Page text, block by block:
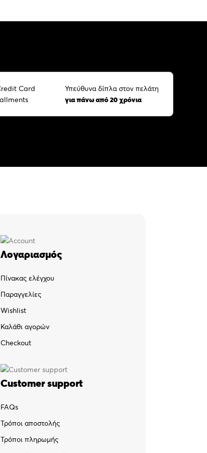
Υπεύθυνα δίπλα στον πελάτη
για πάνω από 20 χρόνια
Λογαριασμός
Πίνακας ελέγχου
Παραγγελίες
Wishlist
Καλάθι αγορών
Checkout
Customer support
FAQs
Τρόποι αποστολής
Τρόποι πληρωμής